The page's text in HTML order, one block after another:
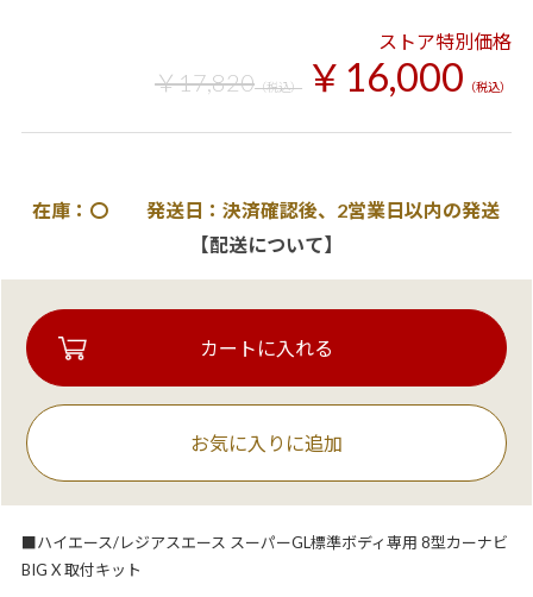
ストア特別価格
￥17,820（税込） ￥16,000 （税込）
在庫：〇 発送日：決済確認後、2営業日以内の発送
【配送について】
お気に入りに追加
■ハイエース/レジアスエース スーパーGL標準ボディ専用 8型カーナビ
BIG X 取付キット